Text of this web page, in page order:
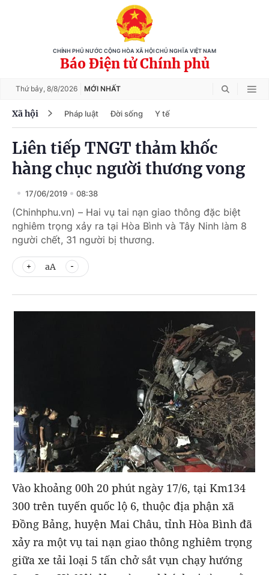
CHÍNH PHỦ NƯỚC CỘNG HÒA XÃ HỘI CHỦ NGHĨA VIỆT NAM
Báo Điện tử Chính phủ
Thứ bảy, 8/8/2026 MỚI NHẤT
Xã hội Pháp luật Đời sống Y tế
Liên tiếp TNGT thảm khốc
hàng chục người thương vong
17/06/2019 08:38
(Chinhphu.vn) – Hai vụ tai nạn giao thông đặc biệt
nghiêm trọng xảy ra tại Hòa Bình và Tây Ninh làm 8
người chết, 31 người bị thương.
aA
Vào khoảng 00h 20 phút ngày 17/6, tại Km134
300 trên tuyến quốc lộ 6, thuộc địa phận xã
Đồng Bảng, huyện Mai Châu, tỉnh Hòa Bình đã
xảy ra một vụ tai nạn giao thông nghiêm trọng
giữa xe tải loại 5 tấn chở sắt vụn chạy hướng